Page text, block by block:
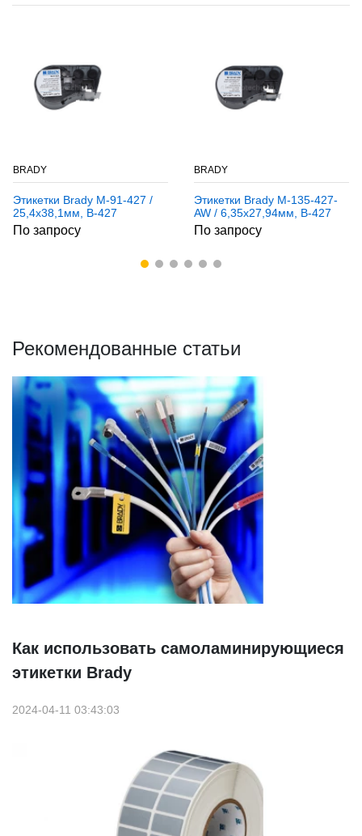
BRADY
Этикетки Brady M-91-427 /
25,4x38,1мм, B-427
По запросу
BRADY
Этикетки Brady M-135-427-
AW / 6,35x27,94мм, B-427
По запросу
Рекомендованные статьи
Как использовать самоламинирующиеся
этикетки Brady
2024-04-11 03:43:03